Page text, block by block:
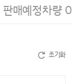
판매예정차량 0
초기화